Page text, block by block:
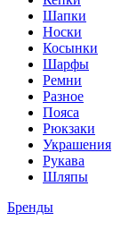
Шапки
Носки
Косынки
Шарфы
Ремни
Разное
Пояса
Рюкзаки
Украшения
Рукава
Шляпы
Бренды